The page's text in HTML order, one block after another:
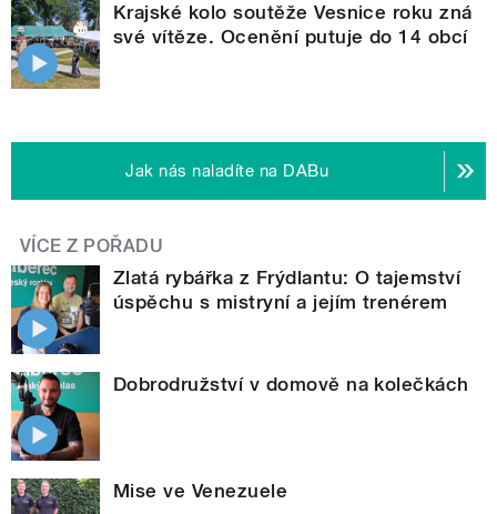
Krajské kolo soutěže Vesnice roku zná
své vítěze. Ocenění putuje do 14 obcí
Jak nás naladíte na DABu
VÍCE Z POŘADU
Zlatá rybářka z Frýdlantu: O tajemství
úspěchu s mistryní a jejím trenérem
Dobrodružství v domově na kolečkách
Mise ve Venezuele